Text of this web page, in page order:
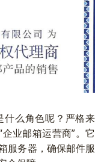
什么角色呢？严格来
业邮箱运营商”。它
服务器，确保邮件服